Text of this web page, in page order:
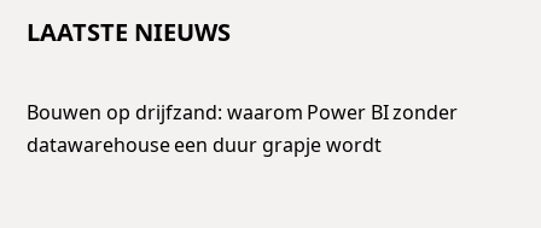
LAATSTE NIEUWS
Bouwen op drijfzand: waarom Power BI zonder
datawarehouse een duur grapje wordt